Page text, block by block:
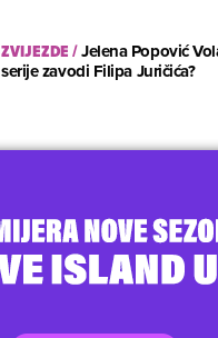
ZVIJEZDE/Jelena Popović
serije zavodi Filipa Juričića?